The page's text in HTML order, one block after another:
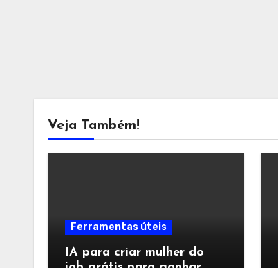
Veja Também!
Ferramentas úteis
IA para criar mulher do